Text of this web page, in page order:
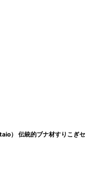
） 伝統的ブナ材すりこぎセ